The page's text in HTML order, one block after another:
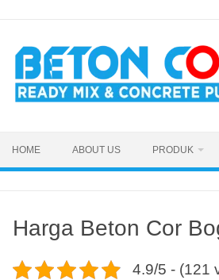
content
HOME ABOUT US PRODUK
Harga Beton Cor
4.9/5 - (121